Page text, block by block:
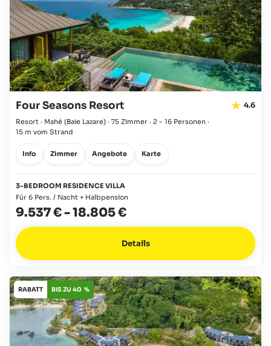
Four Seasons Resort 4.6
Resort · Mahé (Baie Lazare) · 75 Zimmer · 2 - 16 Personen ·
15 m vom Strand
Info Zimmer Angebote Karte
3-BEDROOM RESIDENCE VILLA
Für 6 Pers. / Nacht + Halbpension
9.537 €-18.805 €
Details
RABATT BIS ZU 40 %